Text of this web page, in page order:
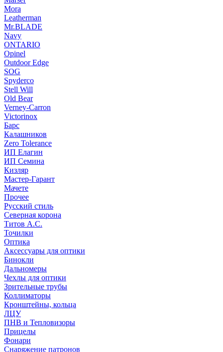
Mora
Leatherman
Mr.BLADE
Navy
ONTARIO
Opinel
Outdoor Edge
SOG
Spyderco
Stell Will
Old Bear
Verney-Carron
Victorinox
Барс
Калашников
Zero Tolerance
ИП Елагин
ИП Семина
Кизляр
Мастер-Гарант
Мачете
Прочее
Русский стиль
Северная корона
Титов А.С.
Точилки
Оптика
Аксессуары для оптики
Бинокли
Дальномеры
Чехлы для оптики
Зрительные трубы
Коллиматоры
Кронштейны, кольца
ЛЦУ
ПНВ и Тепловизоры
Прицелы
Фонари
Снаряжение патронов